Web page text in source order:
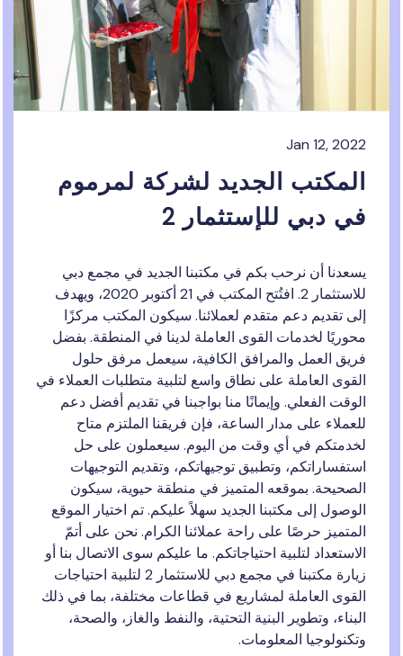
Jan 12,
الجديد لشركة لمرموم
دبي للإستثمار 2
أن نرحب بكم في مكتبنا الجديد في مجمع دبي
للاستثمار 2. افتُتح المكتب في 21 أكتوبر 2020، ويهدف
تقديم دعم متقدم لعملائنا. سيكون المكتب مركزًا
لخدمات القوى العاملة لدينا في المنطقة. بفضل
العمل والمرافق الكافية، سيعمل مرفق حلول
العاملة على نطاق واسع لتلبية متطلبات العملاء في
الفعلي. وإيمانًا منا بواجبنا في تقديم أفضل دعم
على مدار الساعة، فإن فريقنا الملتزم متاح
في أي وقت من اليوم. سيعملون على حل
وتطبيق توجيهاتكم، وتقديم التوجيهات
بموقعه المتميز في منطقة حيوية، سيكون
إلى مكتبنا الجديد سهلاً عليكم. تم اختيار الموقع
حرصًا على راحة عملائنا الكرام. نحن على أتمّ
لتلبية احتياجاتكم. ما عليكم سوى الاتصال بنا أو
زيارة مكتبنا في مجمع دبي للاستثمار 2 لتلبية احتياجات
العاملة لمشاريع في قطاعات مختلفة، بما في ذلك
وتطوير البنية التحتية، والنفط والغاز، والصحة،
المعلومات.